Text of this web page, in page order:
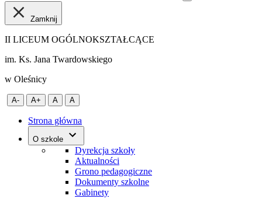
Zamknij
II LICEUM OGÓLNOKSZTAŁCĄCE
im. Ks. Jana Twardowskiego
w Oleśnicy
A- A+ A A
Strona główna
O szkole
Dyrekcja szkoły
Aktualności
Grono pedagogiczne
Dokumenty szkolne
Gabinety